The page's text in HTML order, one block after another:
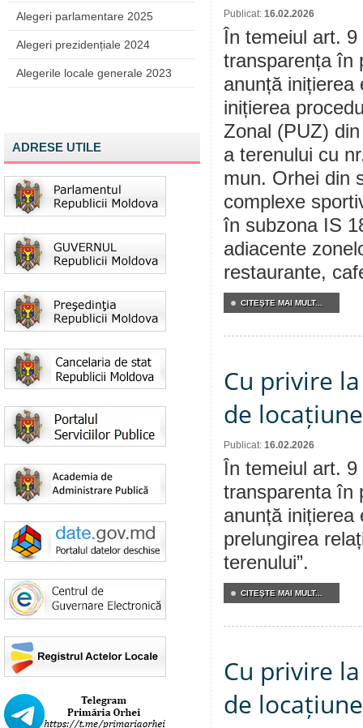
Alegeri parlamentare 2025
Alegeri prezidențiale 2024
Alegerile locale generale 2023
ADRESE UTILE
Publicat: 16.02.2026
În temeiul art.
transparența în
anunță inițierea
inițierea
Zonal (PUZ)
a terenului cu
mun. Orhei din
complexe
în subzona IS
adiacente
restaurante,
CITEŞTE MAI MULT...
Cu privire
de
Publicat: 16.02.2026
În temeiul art.
transparenta în
anunță inițierea
prelungirea
terenului”.
CITEŞTE MAI MULT...
Cu privire
de